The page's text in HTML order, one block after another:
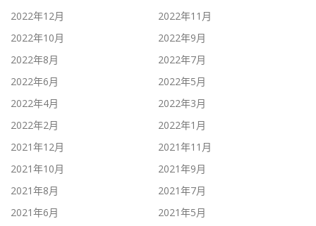
2022年12月
2022年11月
2022年10月
2022年9月
2022年8月
2022年7月
2022年6月
2022年5月
2022年4月
2022年3月
2022年2月
2022年1月
2021年12月
2021年11月
2021年10月
2021年9月
2021年8月
2021年7月
2021年6月
2021年5月